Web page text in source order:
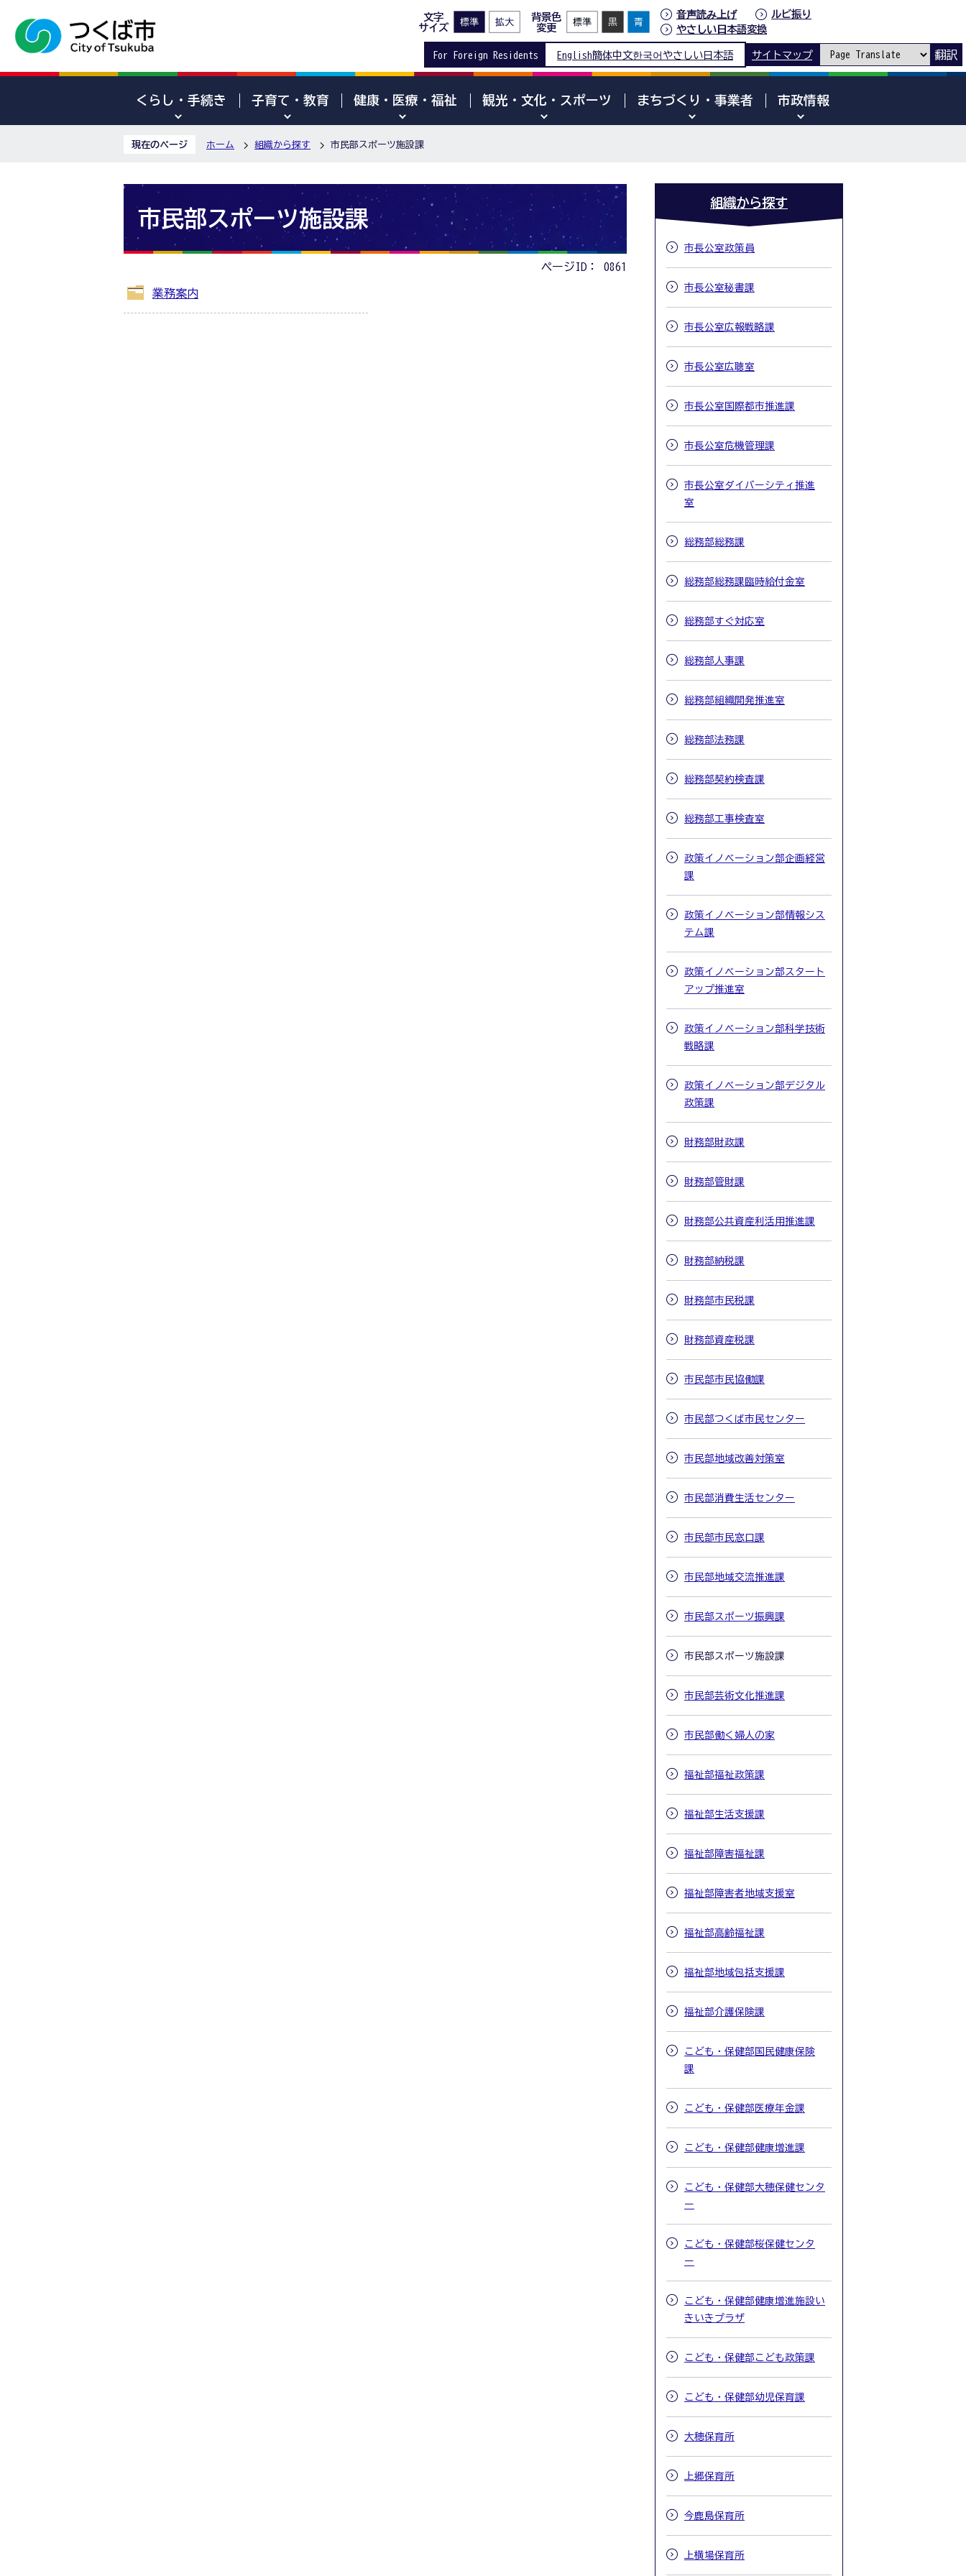
文字
サイズ
背景色
変更
音声読み上げ
ルビ振り
やさしい日本語変換
For Foreign Residents English簡体中文한국어 やさしい日本語 サイトマップ 翻訳
くらし・手続き 子育て・教育 健康・医療・福祉 観光・文化・スポーツ まちづくり・事業者 市政情報
現在のページ ホーム 組織から探す 市民部スポーツ施設課
市民部スポーツ施設課
ページID： 0861
業務案内
組織から探す
市長公室政策員
市長公室秘書課
市長公室広報戦略課
市長公室広聴室
市長公室国際都市推進課
市長公室危機管理課
市長公室ダイバーシティ推進
室
総務部総務課
総務部総務課臨時給付金室
総務部すぐ対応室
総務部人事課
総務部組織開発推進室
総務部法務課
総務部契約検査課
総務部工事検査室
政策イノベーション部企画経営
課
政策イノベーション部情報シス
テム課
政策イノベーション部スタート
アップ推進室
政策イノベーション部科学技術
戦略課
政策イノベーション部デジタル
政策課
財務部財政課
財務部管財課
財務部公共資産利活用推進課
財務部納税課
財務部市民税課
財務部資産税課
市民部市民協働課
市民部つくば市民センター
市民部地域改善対策室
市民部消費生活センター
市民部市民窓口課
市民部地域交流推進課
市民部スポーツ振興課
市民部スポーツ施設課
市民部芸術文化推進課
市民部働く婦人の家
福祉部福祉政策課
福祉部生活支援課
福祉部障害福祉課
福祉部障害者地域支援室
福祉部高齢福祉課
福祉部地域包括支援課
福祉部介護保険課
こども・保健部国民健康保険
課
こども・保健部医療年金課
こども・保健部健康増進課
こども・保健部大穂保健センタ
ー
こども・保健部桜保健センタ
ー
こども・保健部健康増進施設い
きいきプラザ
こども・保健部こども政策課
こども・保健部幼児保育課
大穂保育所
上郷保育所
今鹿島保育所
上横場保育所